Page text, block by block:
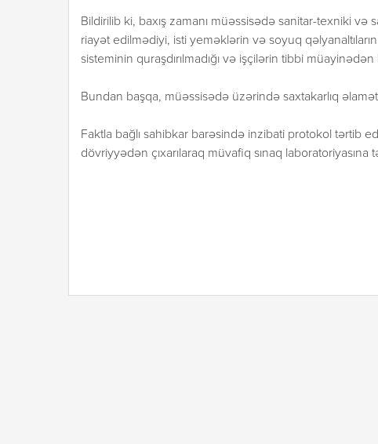
Bildirilib ki, baxış zamanı müəssisədə sanitar-texniki
riayət edilmədiyi, isti yeməklərin və soyuq
sisteminin quraşdırılmadığı və işçilərin tibbi
Bundan başqa, müəssisədə üzərində saxtakarlıq
Faktla bağlı sahibkar barəsində inzibati protokol tərtib
dövriyyədən çıxarılaraq müvafiq sınaq laboratoriyasına